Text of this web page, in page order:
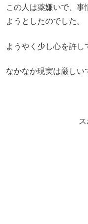
この人は薬嫌いで、
ようとしたのでした。
ようやく少し心を許
なかなか現実は厳しい